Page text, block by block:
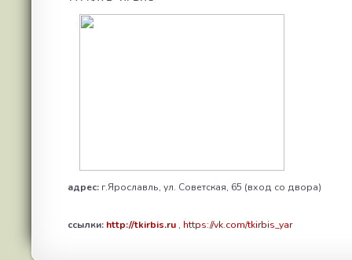
адрес: г.Ярославль, ул. Советская, 65 (вход со двора)
ссылки: http://tkirbis.ru, https://vk.com/tkirbis_yar